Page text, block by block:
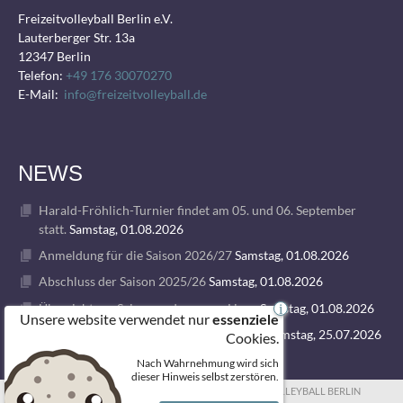
Freizeitvolleyball Berlin e.V.
Lauterberger Str. 13a
12347 Berlin
Telefon: +49 176 30070270
E-Mail: info@freizeitvolleyball.de
NEWS
Harald-Fröhlich-Turnier findet am 05. und 06. September
statt. Samstag, 01.08.2026
Anmeldung für die Saison 2026/27Samstag, 01.08.2026
Abschluss der Saison 2025/26Samstag, 01.08.2026
Übersicht zur Saison und unseren LigenSamstag, 01.08.2026
1. VOLLEY GODS SUMMER CAMP 2026Samstag, 25.07.2026
© 2026 FREIZEITVOLLEYBALL BERLIN
Unsere website verwendet nuressenziele
Cookies.
Nach Wahrnehmung wird sich
dieser Hinweis selbst zerstören.
i